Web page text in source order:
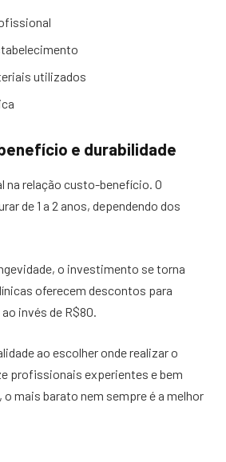
utilizados
e durabilidade
na relação custo-benefício. O
de 1 a 2 anos, dependendo dos
o investimento se torna
oferecem descontos para
invés de R$80.
ao escolher onde realizar o
profissionais experientes e bem
mais barato nem sempre é a melhor